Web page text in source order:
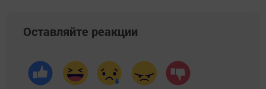
Оставляйте реакции